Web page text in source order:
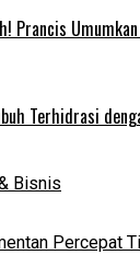
Prancis
Terhidrasi
Bisnis
Percepat